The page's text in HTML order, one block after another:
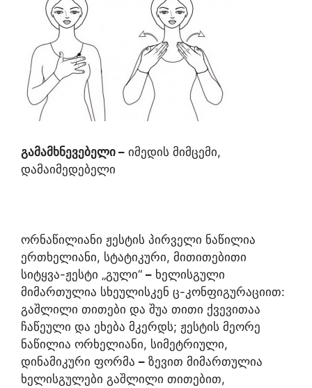
გამამხნევებელი – იმედის მიმცემი,
დამაიმედებელი
ორნაწილიანი ჟესტის პირველი ნაწილია
ერთხელიანი, სტატიკური, მითითებითი
სიტყვა-ჟესტი „გული“ – ხელისგული
მიმართულია სხეულისკენ ც-კონფიგურაციით:
გაშლილი თითები და შუა თითი ქვევითაა
ჩაწეული და ეხება მკერდს; ჟესტის მეორე
ნაწილია ორხელიანი, სიმეტრიული,
დინამიკური ფორმა – ზევით მიმართულია
ხელისგულები გაშლილი თითებით,